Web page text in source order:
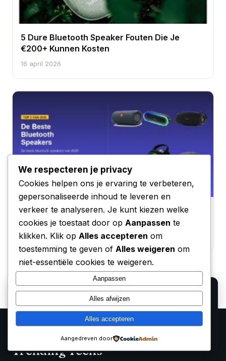
5 Dure Bluetooth Speaker Fouten Die Je
€200+ Kunnen Kosten
16 april 2026
Beste Bluetooth Speakers van 2026 – Top 5
Getest
6 maart 2026
Trending Techs
We gebruiken cookies voor analyse en om onze
affiliate partners (Bol.com, Amazon) hun verkopen te
laten meten. Lees onsprivacy beleid.
Alleen functioneel
We respecteren je privacy
Cookies helpen ons je ervaring te verbeteren,
gepersonaliseerde inhoud te leveren en
verkeer te analyseren. Je kunt kiezen welke
cookies je toestaat door op Aanpassen te
klikken. Klik op Alles accepteren om
toestemming te geven of Alles weigeren om
niet-essentiële cookies te weigeren.
Aanpassen
Alles afwijzen
Alles accepteren
Aangedreven door